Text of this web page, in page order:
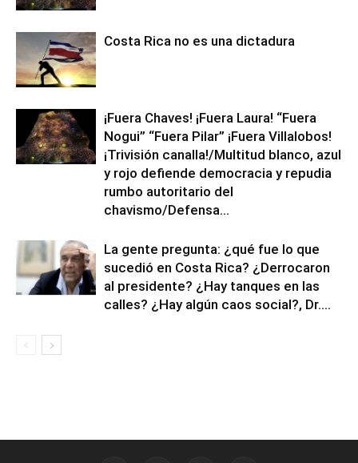
Costa Rica no es una dictadura
¡Fuera Chaves! ¡Fuera Laura! “Fuera
Nogui” “Fuera Pilar” ¡Fuera Villalobos!
¡Trivisión canalla!/Multitud blanco, azul
y rojo defiende democracia y repudia
rumbo autoritario del
chavismo/Defensa...
La gente pregunta: ¿qué fue lo que
sucedió en Costa Rica? ¿Derrocaron
al presidente? ¿Hay tanques en las
calles? ¿Hay algún caos social?, Dr....